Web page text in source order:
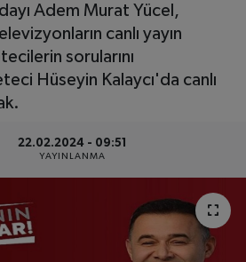
Adem Murat Yücel,
canlı yayın
sorularını
Hüseyin Kalaycı'da canlı
22.02.2024 - 09:51
YAYINLANMA